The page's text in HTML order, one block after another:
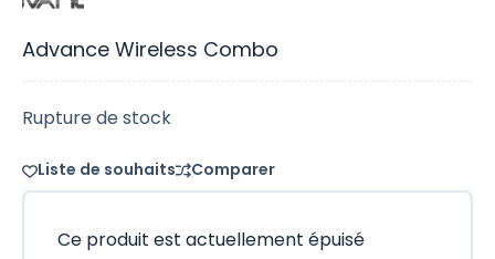
Advance Wireless Combo
Rupture de stock
Liste de souhaits Comparer
Ce produit est actuellement épuisé